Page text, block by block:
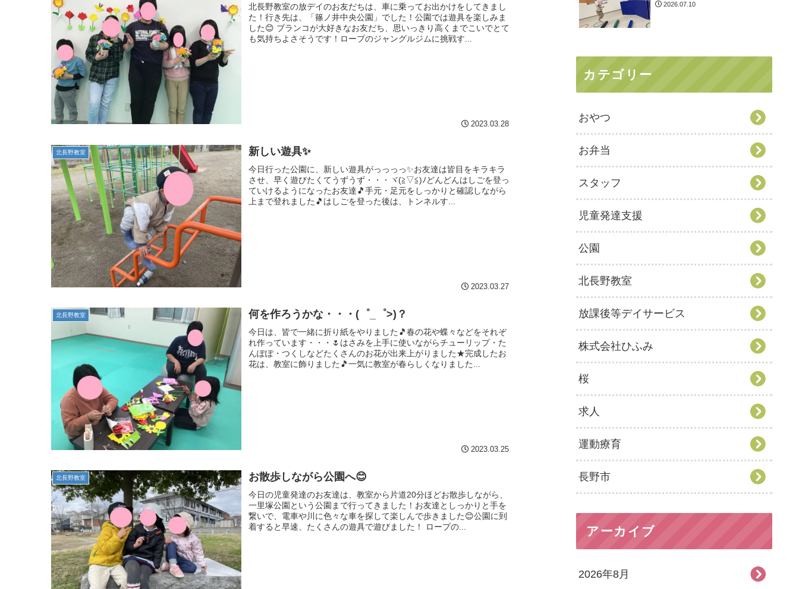
北長野教室の放デイのお友だちは、車に乗ってお出かけをしてきまし
た！行き先は、「篠ノ井中央公園」でした！公園では遊具を楽しみま
した😊 ブランコが大好きなお友だち、思いっきり高くまでこいでとて
も気持ちよさそうです！ロープのジャングルジムに挑戦す...
2023.03.28
北長野教室 新しい遊具✨
今日行った公園に、新しい遊具がっっっっ✨お友達は皆目をキラキラ
させ、早く遊びたくてうずうず・・・ヾ(≧▽≦)ﾉどんどんはしごを登っ
ていけるようになったお友達🎵手元・足元をしっかりと確認しながら
上まで登れました🎵はしごを登った後は、トンネルす...
2023.03.27
北長野教室 何を作ろうかな・・・(゜_゜>)？
今日は、皆で一緒に折り紙をやりました🎵春の花や蝶々などをそれぞ
れ作っています・・・🌷はさみを上手に使いながらチューリップ・た
んぽぽ・つくしなどたくさんのお花が出来上がりました★完成したお
花は、教室に飾りました🎵一気に教室が春らしくなりました...
2023.03.25
北長野教室 お散歩しながら公園へ😊
今日の児童発達のお友達は、教室から片道20分ほどお散歩しながら、
一里塚公園という公園まで行ってきました！お友達としっかりと手を
繋いで、電車や川に色々な車を探して楽しんで歩きました😊公園に到
着すると早速、たくさんの遊具で遊びました！ ロープの...
2026.07.10
カテゴリー
おやつ
お弁当
スタッフ
児童発達支援
公園
北長野教室
放課後等デイサービス
株式会社ひふみ
桜
求人
運動療育
長野市
アーカイブ
2026年8月